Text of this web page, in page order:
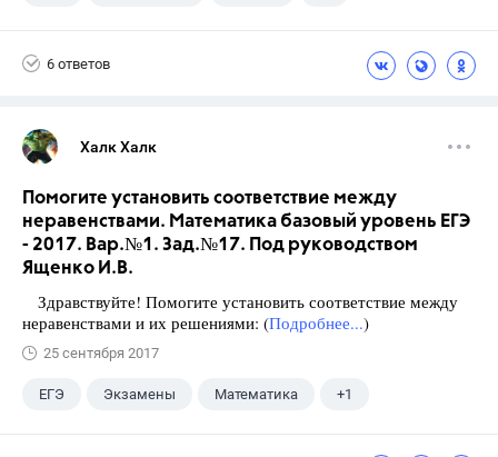
6 ответов
Халк Халк
Помогите установить соответствие между
неравенствами. Математика базовый уровень ЕГЭ
- 2017. Вар.№1. Зад.№17. Под руководством
Ященко И.В.
Здравствуйте! Помогите установить соответствие между
неравенствами и их решениями: (Подробнее...)
25 сентября 2017
ЕГЭ Экзамены Математика +1